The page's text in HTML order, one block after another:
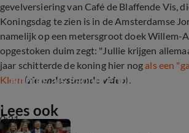
gevelversiering van Café de Blaffende Vis,
Koningsdag te zien is in de Amsterdamse
namelijk op een metersgroot doek Willem-
opgestoken duim zegt: "Jullie krijgen
jaar schitterde de koning hier nogals een
Klein (zie onderstaande video).
0:21
Koning als gabberende Joost
Lees ook